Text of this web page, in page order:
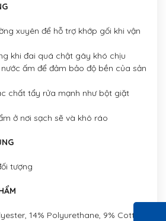
xuyên để hỗ trợ khớp gối khi vận
khi đai quá chật gây khó chịu
ấm để đảm bảo độ bền của sản
chất tẩy rửa mạnh như bột giặt
ở nơi sạch sẽ và khô ráo
tượng
14% Polyurethane, 9% Cotton